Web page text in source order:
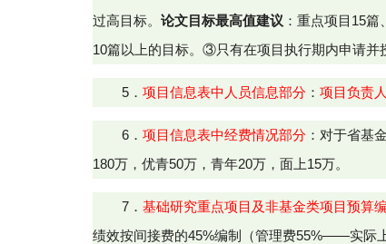
过高目标。 论文目标最高值建议 ：重点项目15
10篇以上的目标。③只有在项目执行期内申请并
5． 项目信息表中人员信息部分 ： 项目负责
6 ． 项目信息表中经费情况部分 ：对于省基
180万，优青50万，青年20万，面上15万。
7 ． 基础研究重点项目及非基金类项目预算
绩效按间接费的45%编制（管理费55%——实际